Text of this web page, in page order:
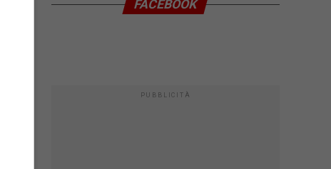
FACEBOOK
PUBBLICITÀ